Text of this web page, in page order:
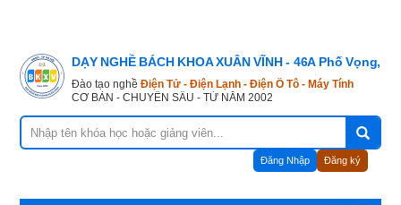
DẠY NGHỀ BÁCH KHOA XUÂN VĨNH - 46A Phố Vọng,
Đào tạo nghề Điện Tử - Điện Lạnh - Điện Ô Tô - Máy Tính
CƠ BẢN - CHUYÊN SÂU - TỪ NĂM 2002
Đăng Nhập Đăng ký